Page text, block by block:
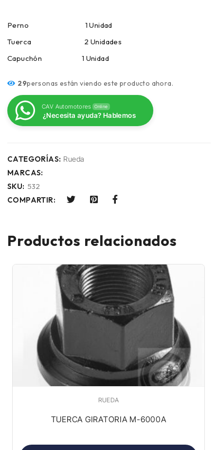
Perno 1 Unidad
Tuerca 2 Unidades
Capuchón 1 Unidad
29personas están viendo este producto ahora.
CAV Automotores Online
¿Necesita ayuda? Hablemos
CATEGORÍAS: Rueda
MARCAS:
SKU: 532
COMPARTIR:
Productos relacionados
RUEDA
TUERCA GIRATORIA M-6000A